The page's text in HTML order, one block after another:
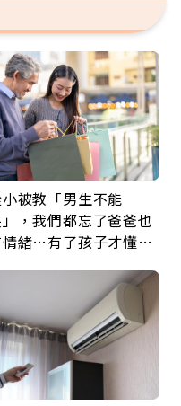
被教「男生不能
，我們都忘了爸爸也
緒…有了孩子才懂：